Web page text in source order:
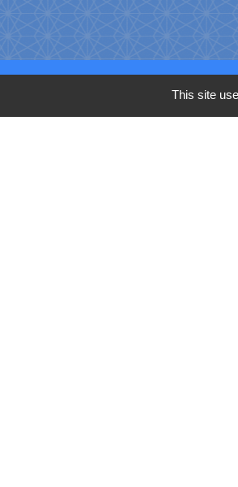
mairie
This site